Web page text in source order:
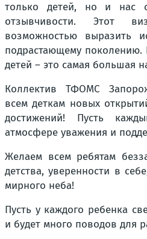
только детей, но и нас
отзывчивости. Этот
возможностью выразить
подрастающему поколению.
детей – это самая большая
Коллектив ТФОМС
всем деткам новых
достижений! Пусть
атмосфере уважения и
Желаем всем ребятам
детства, уверенности в
мирного неба!
Пусть у каждого ребенка
и будет много поводов для